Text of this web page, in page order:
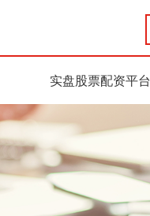
实盘股票配资平台